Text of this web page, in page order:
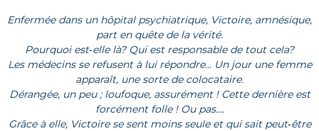
Enfermée dans un hôpital psychiatrique, Victoire, amnésique,
part en quête de la vérité.
Pourquoi est‐elle là? Qui est responsable de tout cela?
Les médecins se refusent à lui répondre… Un jour une femme
apparaît, une sorte de colocataire.
Dérangée, un peu ; loufoque, assurément ! Cette dernière est
forcément folle ! Ou pas….
Grâce à elle, Victoire se sent moins seule et qui sait peut‐être